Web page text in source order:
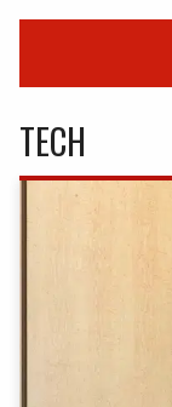
TECH